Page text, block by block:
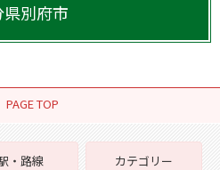
県別府市
PAGE TOP
・路線
カテゴリー